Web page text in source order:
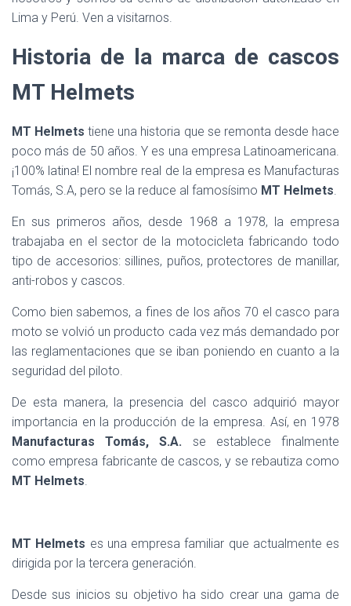
Lima y Perú. Ven a visitarnos.
Historia de la marca de cascos
MT Helmets
MT Helmets tiene una historia que se remonta desde hace
poco más de 50 años. Y es una empresa Latinoamericana.
¡100% latina! El nombre real de la empresa es Manufacturas
Tomás, S.A, pero se la reduce al famosísimo MT Helmets.
En sus primeros años, desde 1968 a 1978, la empresa
trabajaba en el sector de la motocicleta fabricando todo
tipo de accesorios: sillines, puños, protectores de manillar,
anti-robos y cascos.
Como bien sabemos, a fines de los años 70 el casco para
moto se volvió un producto cada vez más demandado por
las reglamentaciones que se iban poniendo en cuanto a la
seguridad del piloto.
De esta manera, la presencia del casco adquirió mayor
importancia en la producción de la empresa. Así, en 1978
Manufacturas Tomás, S.A. se establece finalmente
como empresa fabricante de cascos, y se rebautiza como
MT Helmets.
MT Helmets es una empresa familiar que actualmente es
dirigida por la tercera generación.
Desde sus inicios su objetivo ha sido crear una gama de